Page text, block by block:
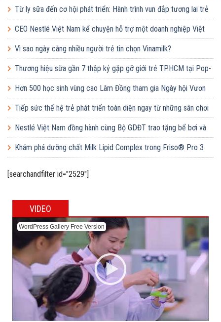
Từ ly sữa đến cơ hội phát triển: Hành trình vun đắp tương lai trẻ
em Việt của Vinamilk
CEO Nestlé Việt Nam kể chuyện hỗ trợ một doanh nghiệp Việt
tăng quy mô gấp 10 lần
Vì sao ngày càng nhiều người trẻ tin chọn Vinamilk?
Thương hiệu sữa gần 7 thập kỷ gặp gỡ giới trẻ TP.HCM tại Pop-
up ‘Thưởng vị hè’
Hơn 500 học sinh vùng cao Lâm Đồng tham gia Ngày hội Vươn
cao Việt Nam
Tiếp sức thế hệ trẻ phát triển toàn diện ngay từ những sân chơi
học đường
Nestlé Việt Nam đồng hành cùng Bộ GDĐT trao tặng bể bơi và
lớp dạy bơi mô hình điểm cho học sinh tại tỉnh Bắc Ninh
Khám phá dưỡng chất Milk Lipid Complex trong Friso® Pro 3
[searchandfilter id="2529"]
VIDEO
WordPress Gallery Free Version